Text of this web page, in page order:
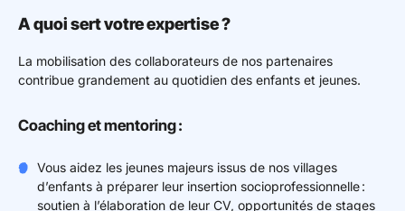
A quoi sert votre expertise ?
La mobilisation des collaborateurs de nos partenaires
contribue grandement au quotidien des enfants et jeunes.
Coaching et mentoring :
Vous aidez les jeunes majeurs issus de nos villages
d’enfants à préparer leur insertion socioprofessionnelle :
soutien à l’élaboration de leur CV, opportunités de stages